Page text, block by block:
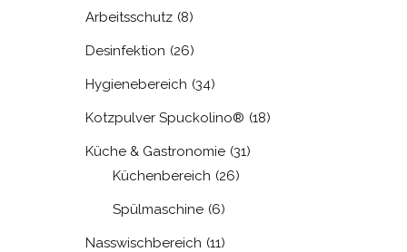
Arbeitsschutz (8)
Desinfektion (26)
Hygienebereich (34)
Kotzpulver Spuckolino® (18)
Küche & Gastronomie (31)
Küchenbereich (26)
Spülmaschine (6)
Nasswischbereich (11)